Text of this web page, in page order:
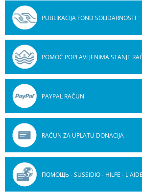
PUBLIKACIJA FOND SOLIDARNOSTI
POMOĆ POPLAVLJENIMA STANJE
PAYPAL RAČUN
RAČUN ZA UPLATU DONACIJA
ПОМОЩЬ - SUSSIDIO - HILFE - L'AIDE